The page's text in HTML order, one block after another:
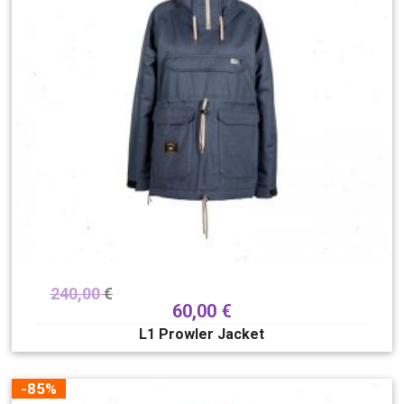
240,00€
60,00 €
L1 Prowler Jacket
-85%